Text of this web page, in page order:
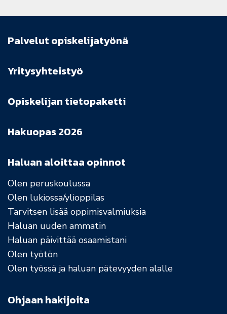
Haluan aloittaa opinnot
Olen peruskoulussa
Olen lukiossa/ylioppilas
Tarvitsen lisää oppimisvalmiuksia
Haluan uuden ammatin
Haluan päivittää osaamistani
Olen työtön
Olen työssä ja haluan pätevyyden alalle
Ohjaan hakijoita
Palvelut opiskelijatyönä
Yritysyhteistyö
Opiskelijan tietopaketti
Hakuopas 2026